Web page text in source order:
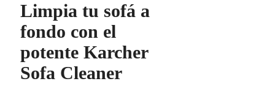
Limpia tu sofá a
fondo con el
potente Karcher
Sofa Cleaner